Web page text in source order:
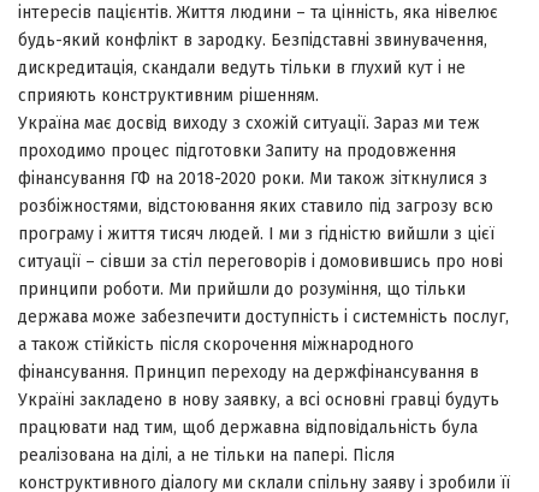
інтересів пацієнтів. Життя людини – та цінність, яка нівелює
будь-який конфлікт в зародку. Безпідставні звинувачення,
дискредитація, скандали ведуть тільки в глухий кут і не
сприяють конструктивним рішенням.
Україна має досвід виходу з схожій ситуації. Зараз ми теж
проходимо процес підготовки Запиту на продовження
фінансування ГФ на 2018-2020 роки. Ми також зіткнулися з
розбіжностями, відстоювання яких ставило під загрозу всю
програму і життя тисяч людей. І ми з гідністю вийшли з цієї
ситуації – сівши за стіл переговорів і домовившись про нові
принципи роботи. Ми прийшли до розуміння, що тільки
держава може забезпечити доступність і системність послуг,
а також стійкість після скорочення міжнародного
фінансування. Принцип переходу на держфінансування в
Україні закладено в нову заявку, а всі основні гравці будуть
працювати над тим, щоб державна відповідальність була
реалізована на ділі, а не тільки на папері. Після
конструктивного діалогу ми склали спільну заяву і зробили її